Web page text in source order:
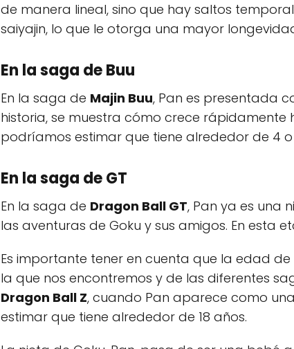
de manera lineal, sino que hay saltos
saiyajin, lo que le otorga una mayor
En la saga de Buu
En la saga de Majin Buu, Pan es presentada
historia, se muestra cómo crece rápidamente
podríamos estimar que tiene alrededor de 4 o
En la saga de GT
En la saga de Dragon Ball GT, Pan ya es una
las aventuras de Goku y sus amigos. En esta
Es importante tener en cuenta que la edad
la que nos encontremos y de las diferentes
Dragon Ball Z, cuando Pan aparece como
estimar que tiene alrededor de 18 años.